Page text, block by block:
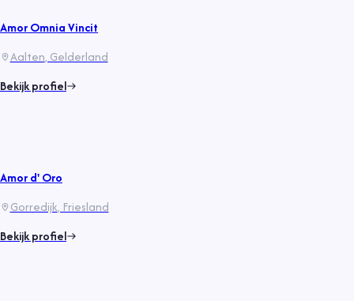
Amor Omnia Vincit
Aalten, Gelderland
Bekijk profiel
Amor d' Oro
Gorredijk, Friesland
Bekijk profiel